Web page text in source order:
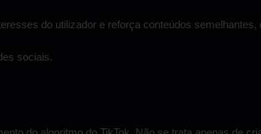
do utilizador e reforça conteúdos
sociais.